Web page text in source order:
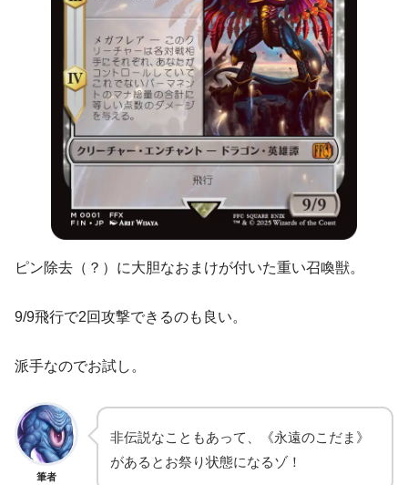
ピン除去（？）に大胆なおまけが付いた重い召喚獣。
9/9飛行で2回攻撃できるのも良い。
派手なのでお試し。
筆者
非伝説なこともあって、《永遠のこだま》
があるとお祭り状態になるゾ！